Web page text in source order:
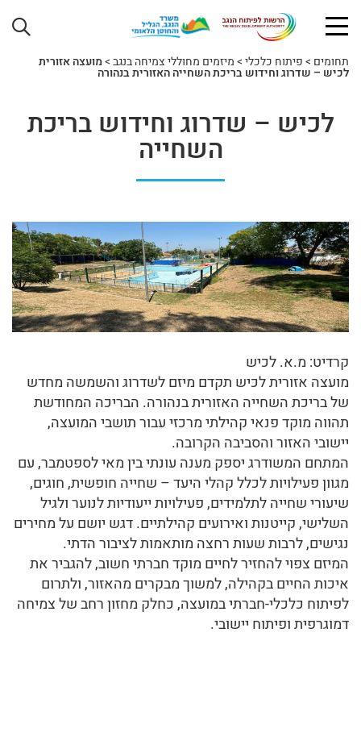
תחומים >פיתוח כלכלי>מיזמים מחוללי צמיחה בנגב>מועצה אזורית
לכיש – שדרוג וחידוש בריכת השחייה האזורית בנהורה
לכיש – שדרוג וחידוש בריכת
השחייה
קרדיט: מ.א. לכיש
מועצה אזורית לכיש תקדם מיזם לשדרוג והשמשה מחדש
של בריכת השחייה האזורית בנהורה. הבריכה המחודשת
תהווה מוקד פנאי קהילתי מרכזי עבור תושבי המועצה,
יישובי האזור והסביבה הקרובה.
המתחם המשודרג יספק מענה עונתי בין מאי לספטמבר, עם
מגוון פעילויות לכלל קהלי היעד – שחייה חופשית, חוגים,
שיעורי שחייה לתלמידים, פעילויות ייעודיות לנוער ולגיל
השלישי, קייטנות ואירועים קהילתיים. דגש יושם על מחירים
נגישים, לרבות שעות רחצה מותאמות לציבור הדתי.
המיזם צפוי להחזיר לחיים מוקד חברתי חשוב, להגביר את
איכות החיים בקהילה, למשוך מבקרים מהאזור, ולתרום
לפיתוח כלכלי-חברתי במועצה, כחלק מחזון רחב של צמיחה
דמוגרפית ופיתוח יישובי.